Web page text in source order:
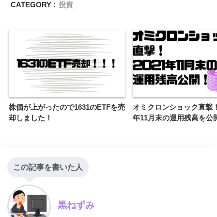
CATEGORY : 投資
株価が上がったので1631のETFを売
却しました！
オミクロンショック直撃
年11月末の運用残高を公
この記事を書いた人
黒ねずみ